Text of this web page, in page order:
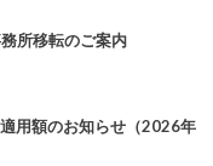
所移転のご案内
用額のお知らせ（2026年